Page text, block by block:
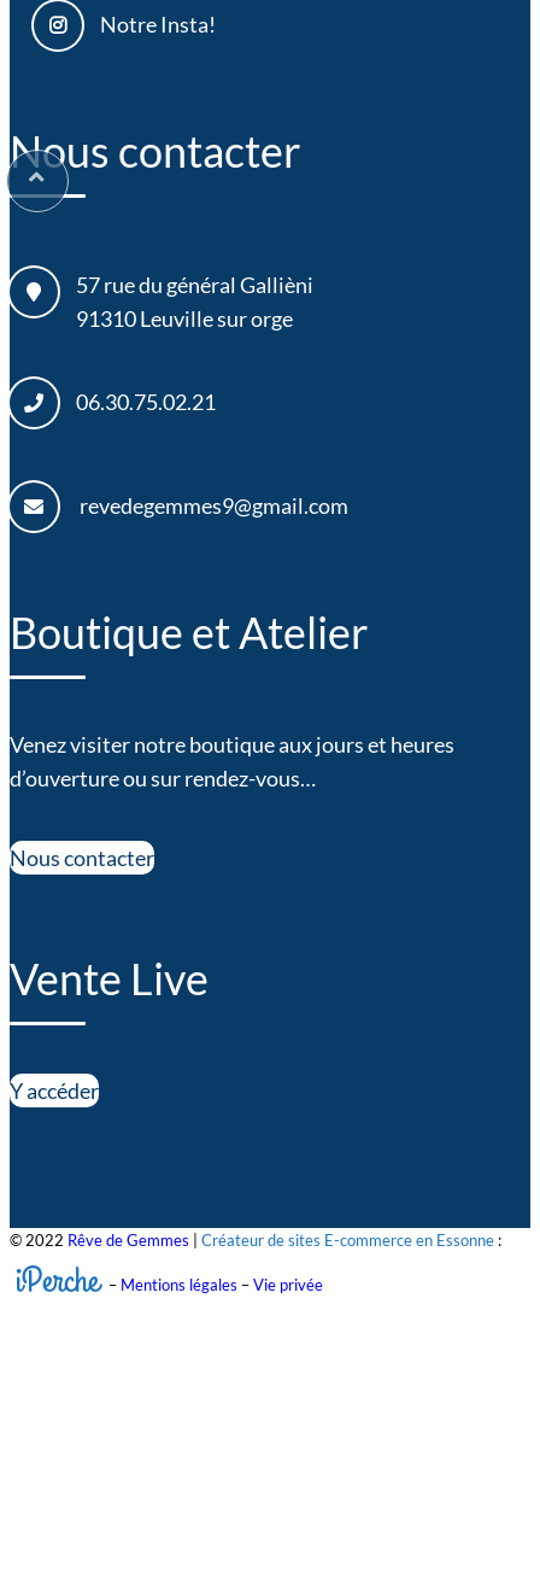
Notre Insta!
Nous contacter
57 rue du général Gallièni
91310Leuville sur orge
06.30.75.02.21
revedegemmes9@gmail.com
Boutique et Atelier
Venez visiter notre boutique aux jours et heures
d’ouverture ou sur rendez-vous…
Nous contacter
Vente Live
Y accéder
© 2022 Rêve de Gemmes | Créateur de sites E-commerce en Essonne :
iPerche – Mentions légales –Vie privée